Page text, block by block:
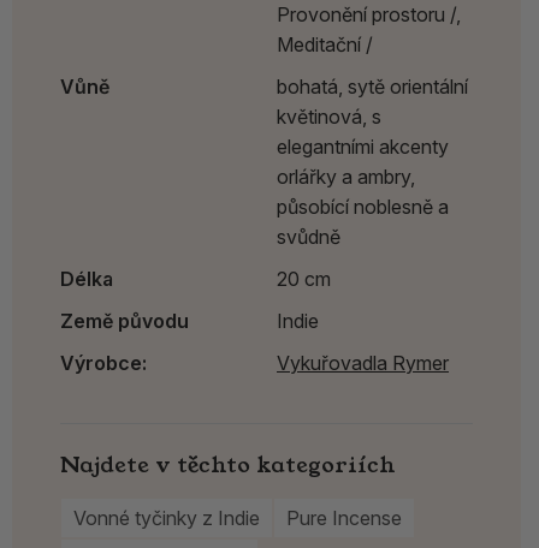
Provonění prostoru /,
Meditační /
Vůně
bohatá, sytě orientální
květinová, s
elegantními akcenty
orlářky a ambry,
působící noblesně a
svůdně
Délka
20 cm
Země původu
Indie
Výrobce:
Vykuřovadla Rymer
Najdete v těchto kategoriích
Vonné tyčinky z Indie
Pure Incense